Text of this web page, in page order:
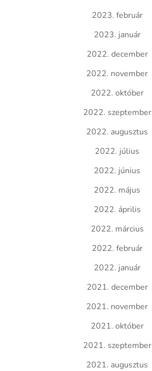
2023. február
2023. január
2022. december
2022. november
2022. október
2022. szeptember
2022. augusztus
2022. július
2022. június
2022. május
2022. április
2022. március
2022. február
2022. január
2021. december
2021. november
2021. október
2021. szeptember
2021. augusztus